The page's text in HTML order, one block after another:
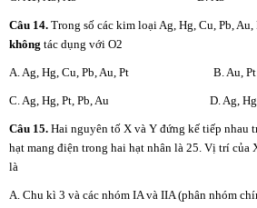
Câu 14. Trong số các kim loại Ag, Hg, Cu, Pb,
không tác dụng với O2
A. Ag, Hg, Cu, Pb, Au, Pt B. Au, Pt
C. Ag, Hg, Pt, Pb, Au D. Ag, Hg,
Câu 15. Hai nguyên tố X và Y đứng kế tiếp nhau
hạt mang điện trong hai hạt nhân là 25. Vị trí của
là
A. Chu kì 3 và các nhóm IA và IIA (phân nhóm